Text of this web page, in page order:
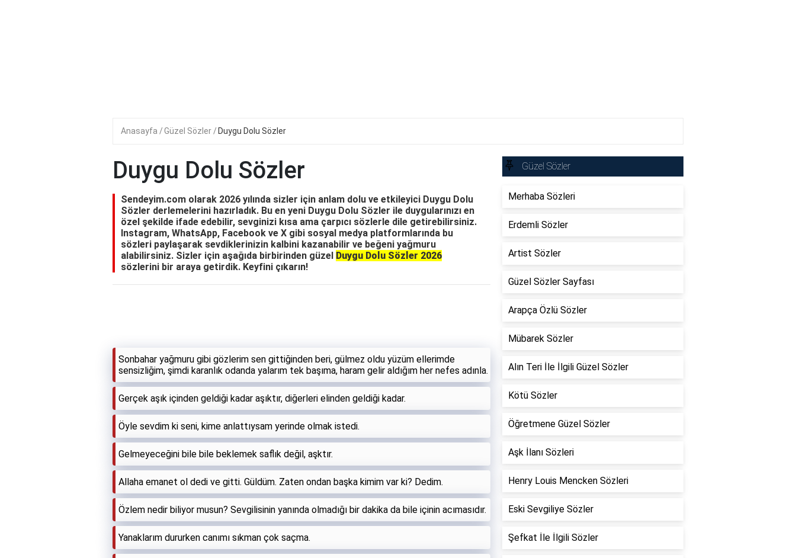
Anasayfa Güzel Sözler Duygu Dolu Sözler
Duygu Dolu Sözler
Sendeyim.com olarak 2026 yılında sizler için anlam dolu ve etkileyici Duygu Dolu
Sözler derlemelerini hazırladık. Bu en yeni Duygu Dolu Sözler ile duygularınızı en
özel şekilde ifade edebilir, sevginizi kısa ama çarpıcı sözlerle dile getirebilirsiniz.
Instagram, WhatsApp, Facebook ve X gibi sosyal medya platformlarında bu
sözleri paylaşarak sevdiklerinizin kalbini kazanabilir ve beğeni yağmuru
alabilirsiniz. Sizler için aşağıda birbirinden güzel Duygu Dolu Sözler 2026
sözlerini bir araya getirdik. Keyfini çıkarın!
Sonbahar yağmuru gibi gözlerim sen gittiğinden beri, gülmez oldu yüzüm ellerimde
sensizliğim, şimdi karanlık odanda yalarım tek başıma, haram gelir aldığım her nefes adınla.
Gerçek aşık içinden geldiği kadar aşıktır, diğerleri elinden geldiği kadar.
Öyle sevdim ki seni, kime anlattıysam yerinde olmak istedi.
Gelmeyeceğini bile bile beklemek saflık değil, aşktır.
Allaha emanet ol dedi ve gitti. Güldüm. Zaten ondan başka kimim var ki? Dedim.
Özlem nedir biliyor musun? Sevgilisinin yanında olmadığı bir dakika da bile içinin acımasıdır.
Yanaklarım dururken canımı sıkman çok saçma.
Güzel Sözler
Merhaba Sözleri
Erdemli Sözler
Artist Sözler
Güzel Sözler Sayfası
Arapça Özlü Sözler
Mübarek Sözler
Alın Teri İle İlgili Güzel Sözler
Kötü Sözler
Öğretmene Güzel Sözler
Aşk İlanı Sözleri
Henry Louis Mencken Sözleri
Eski Sevgiliye Sözler
Şefkat İle İlgili Sözler